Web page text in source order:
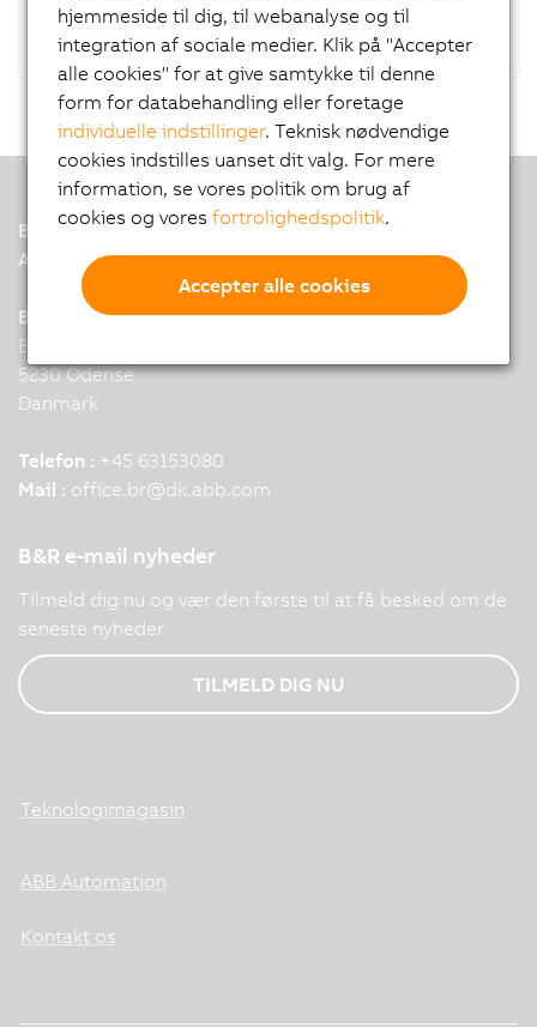
B&R
A member of the ABB Group
B&R hovedkontor, Danmark
Billedskaerervej 17
5230 Odense
Danmark
Telefon : +45 63153080
Mail : office.br@dk.abb.com
B&R e-mail nyheder
Tilmeld dig nu og vær den første til at få besked om de
seneste nyheder.
TILMELD DIG NU
Teknologimagasin
ABB Automation
Kontakt os
hjemmeside til dig, til webanalyse og til
integration af sociale medier. Klik på "Accepter
alle cookies" for at give samtykke til denne
form for databehandling eller foretage
individuelle indstillinger. Teknisk nødvendige
cookies indstilles uanset dit valg. For mere
information, se vores politik om brug af
cookies og voresfortrolighedspolitik.
Accepter alle cookies